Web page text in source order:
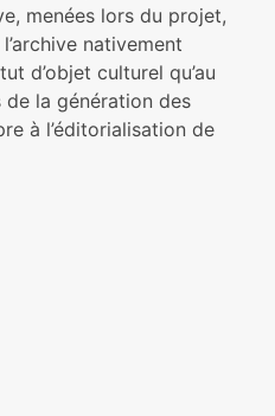
menées lors du projet,
nativement
d’objet culturel qu’au
de la génération des
à l’éditorialisation de